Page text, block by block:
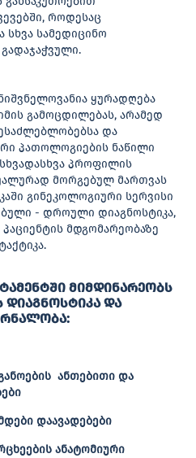
როდესაც
სამედიცინო
ყურადღება
გამოცდილებას, არამედ
და
პათოლოგიების ნაწილი
პროფილის
მორგებულ მართვას
გინეკოლოგიური სერვისი
- დროული დიაგნოსტიკა,
მდგომარეობაზე
მიმდინარეობს
დიაგნოსტიკა და
ანთებითი და
დაავადებები
ანატომიური